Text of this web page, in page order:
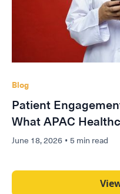
Blog
Patient
What APAC
June 18, 2026 • 5 min read